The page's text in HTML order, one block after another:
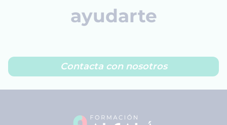
ayudarte
Contacta con nosotros